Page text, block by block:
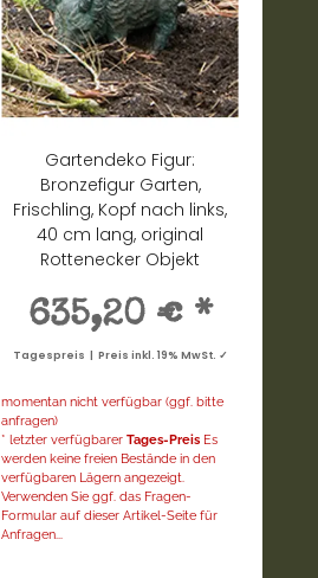
Gartendeko Figur:
Bronzefigur Garten,
Frischling, Kopf nach links,
40 cm lang, original
Rottenecker Objekt
635,20 € *
Tagespreis | Preis inkl. 19% MwSt. ✓
momentan nicht verfügbar (ggf. bitte
anfragen)
* letzter verfügbarerTages-Preis Es
werden keine freien Bestände in den
verfügbaren Lägern angezeigt.
Verwenden Sie ggf. das Fragen-
Formular auf dieser Artikel-Seite für
Anfragen...